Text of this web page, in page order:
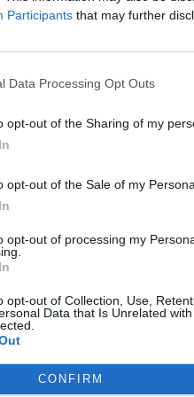
Participants that may further
Data Processing Opt Outs
opt-out of the Sharing of my
opt-out of the Sale of my
opt-out of processing my
opt-out of Collection, Use,
Data that Is Unrelated
CONFIRM
käänne –
Hilton -